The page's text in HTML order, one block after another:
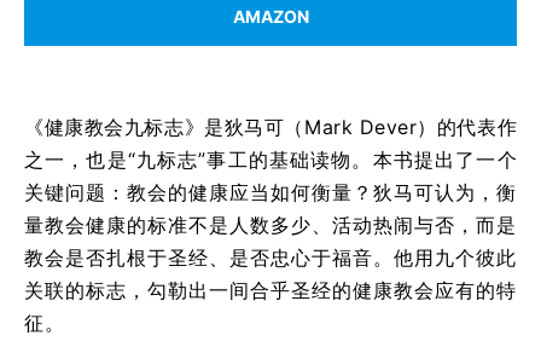
AMAZON
《健康教会九标志》是狄马可（Mark Dever）的代表作
之一，也是“九标志”事工的基础读物。本书提出了一个
关键问题：教会的健康应当如何衡量？狄马可认为，衡
量教会健康的标准不是人数多少、活动热闹与否，而是
教会是否扎根于圣经、是否忠心于福音。他用九个彼此
关联的标志，勾勒出一间合乎圣经的健康教会应有的特
征。